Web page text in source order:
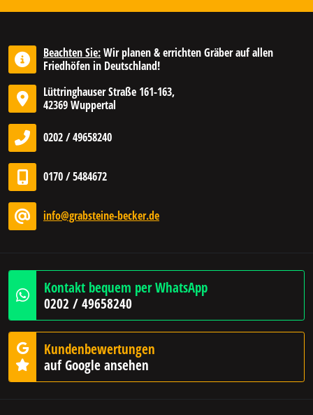
Beachten Sie:Wir planen & errichten Gräber auf allen
Friedhöfen in Deutschland!
Lüttringhauser Straße 161-163,
42369 Wuppertal
0202 / 49658240
0170 / 5484672
info@grabsteine-becker.de
Kontakt bequem per WhatsApp
0202 / 49658240
Kundenbewertungen
auf Google ansehen